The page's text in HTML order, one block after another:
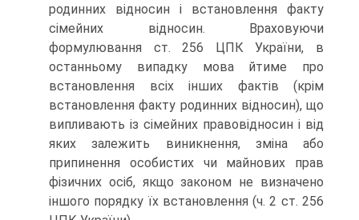
родинних відносин і встановлення факту
сімейних відносин. Враховуючи
формулювання ст. 256 ЦПК України, в
останньому випадку мова йтиме про
встановлення всіх інших фактів (крім
встановлення факту родинних відносин), що
випливають із сімейних правовідносин і від
яких залежить виникнення, зміна або
припинення особистих чи майнових прав
фізичних осіб, якщо законом не визначено
іншого порядку їх встановлення (ч. 2 ст. 256